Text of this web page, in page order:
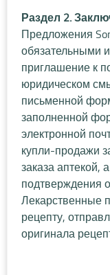
Раздел 2.
Предложения
обязательными
приглашение к
юридическом
письменной
заполненной
электронной
купли-продажи
заказа аптекой,
подтверждения
Лекарственные
рецепту,
оригинала